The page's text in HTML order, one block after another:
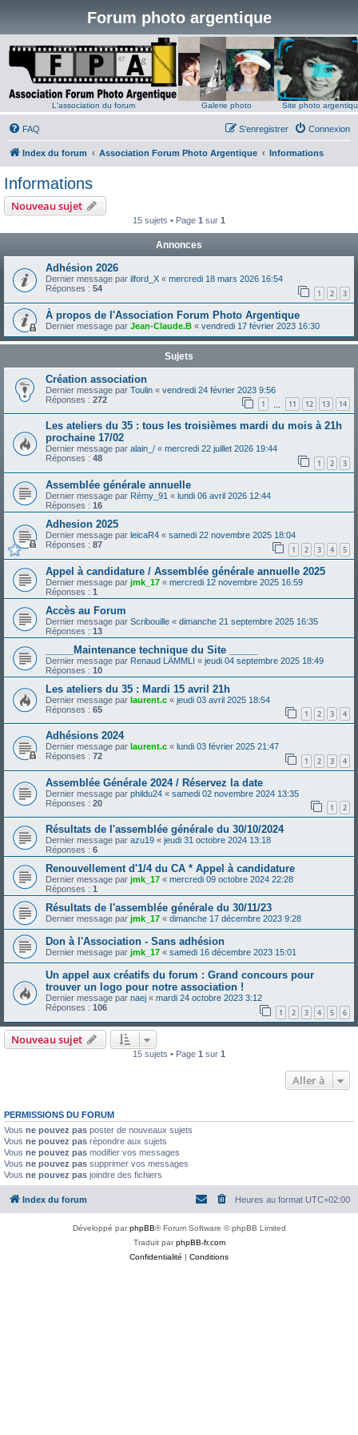
Forum photo argentique
L'association du forum Galerie photo Site photo
FAQ Connexion
S’enregistrer
Index du forum Association Forum Photo Argentique Informations
Informations
Nouveau sujet
15 sujets • Page 1 sur 1
Annonces
Adhésion 2026
Dernier message par ilford_X « mercredi 18 mars 2026 16:54
Réponses : 54 1 2 3
À propos de l'Association Forum Photo Argentique
Dernier message par Jean-Claude.B « vendredi 17 février 2023 16:30
Sujets
Création association
Dernier message par Toulin « vendredi 24 février 2023 9:56
Réponses : 272 1 11 12 13 14
Les ateliers du 35 : tous les troisièmes mardi du mois à 21h
prochaine 17/02
Dernier message par alain_/ « mercredi 22 juillet 2026 19:44
Réponses : 48 1 2 3
Assemblée générale annuelle
Dernier message par Rémy_91 « lundi 06 avril 2026 12:44
Réponses : 16
Adhesion 2025
Dernier message par leicaR4 « samedi 22 novembre 2025 18:04
Réponses : 87 1 2 3 4 5
Appel à candidature / Assemblée générale annuelle 2025
Dernier message par jmk_17 « mercredi 12 novembre 2025 16:59
Réponses : 1
Accès au Forum
Dernier message par Scribouille « dimanche 21 septembre 2025 16:35
Réponses : 13
_____Maintenance technique du Site _____
Dernier message par Renaud LÄMMLI « jeudi 04 septembre 2025 18:49
Réponses : 10
Les ateliers du 35 : Mardi 15 avril 21h
Dernier message par laurent.c « jeudi 03 avril 2025 18:54
Réponses : 65 1 2 3 4
Adhésions 2024
Dernier message par laurent.c « lundi 03 février 2025 21:47
Réponses : 72 1 2 3 4
Assemblée Générale 2024 / Réservez la date
Dernier message par phildu24 « samedi 02 novembre 2024 13:35
Réponses : 20 1 2
Résultats de l'assemblée générale du 30/10/2024
Dernier message par azu19 « jeudi 31 octobre 2024 13:18
Réponses : 6
Renouvellement d'1/4 du CA * Appel à candidature
Dernier message par jmk_17 « mercredi 09 octobre 2024 22:28
Réponses : 1
Résultats de l'assemblée générale du 30/11/23
Dernier message par jmk_17 « dimanche 17 décembre 2023 9:28
Don à l'Association - Sans adhésion
Dernier message par jmk_17 « samedi 16 décembre 2023 15:01
Un appel aux créatifs du forum : Grand concours pour
trouver un logo pour notre association !
Dernier message par naej « mardi 24 octobre 2023 3:12
Réponses : 106 1 2 3 4 5 6
Nouveau sujet
15 sujets • Page 1 sur 1
Aller à
PERMISSIONS DU FORUM
Vous ne pouvez pas poster de nouveaux sujets
Vous ne pouvez pas répondre aux sujets
Vous ne pouvez pas modifier vos messages
Vous ne pouvez pas supprimer vos messages
Vous ne pouvez pas joindre des fichiers
Index du forum Heures au format UTC+02:00
Développé parphpBB® Forum Software © phpBB Limited
Traduit parphpBB-fr.com
Confidentialité | Conditions